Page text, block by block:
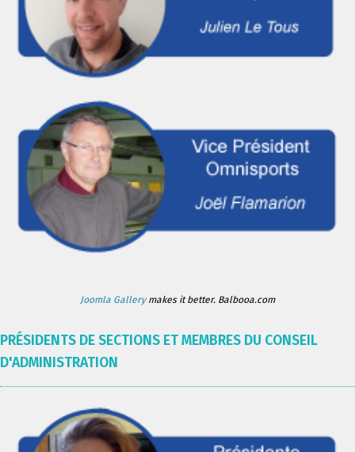
Joomla Gallerymakes it better. Balbooa.com
PRÉSIDENTS DE SECTIONS ET MEMBRES DU CONSEIL
D'ADMINISTRATION